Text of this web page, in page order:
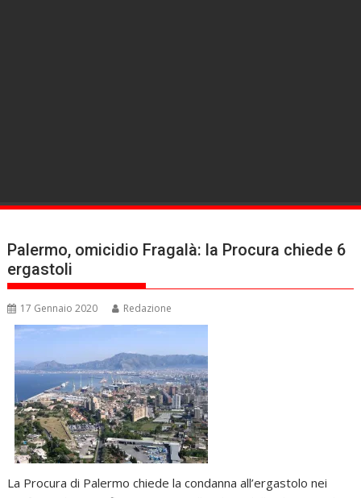
Palermo, omicidio Fragalà: la Procura chiede 6
ergastoli
17 Gennaio 2020 Redazione
La Procura di Palermo chiede la condanna all’ergastolo nei